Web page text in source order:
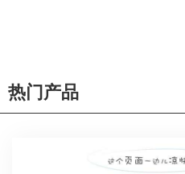
热门产品